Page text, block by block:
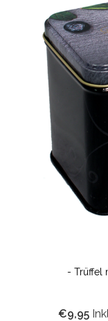
- Trüffel
€9,95